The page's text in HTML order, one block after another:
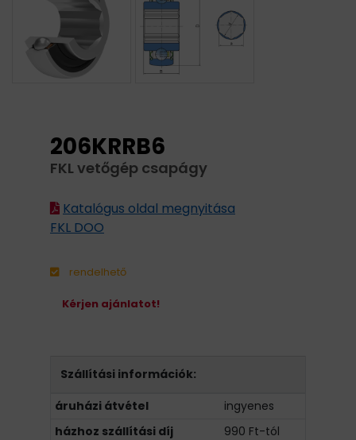
206KRRB6
FKL vetőgép csapágy
Katalógus oldal megnyitása
FKL DOO
rendelhető
Kérjen ajánlatot!
Szállítási információk:
áruházi átvétel
ingyenes
házhoz szállítási díj
990 Ft-tól